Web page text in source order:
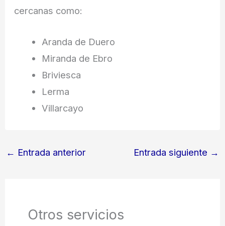
cercanas como:
Aranda de Duero
Miranda de Ebro
Briviesca
Lerma
Villarcayo
← Entrada anterior Entrada siguiente →
Otros servicios